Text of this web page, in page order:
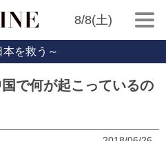
8/8(土)
本を救う～
国で何が起こっているの